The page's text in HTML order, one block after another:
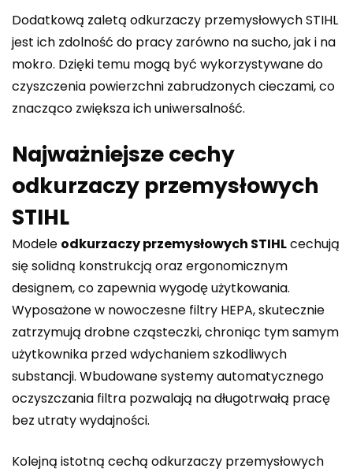
Dodatkową zaletą odkurzaczy przemysłowych STIHL
jest ich zdolność do pracy zarówno na sucho, jak i na
mokro. Dzięki temu mogą być wykorzystywane do
czyszczenia powierzchni zabrudzonych cieczami, co
znacząco zwiększa ich uniwersalność.
Najważniejsze cechy
odkurzaczy przemysłowych
STIHL
Modele odkurzaczy przemysłowych STIHLcechują
się solidną konstrukcją oraz ergonomicznym
designem, co zapewnia wygodę użytkowania.
Wyposażone w nowoczesne filtry HEPA, skutecznie
zatrzymują drobne cząsteczki, chroniąc tym samym
użytkownika przed wdychaniem szkodliwych
substancji. Wbudowane systemy automatycznego
oczyszczania filtra pozwalają na długotrwałą pracę
bez utraty wydajności.
Kolejną istotną cechą odkurzaczy przemysłowych